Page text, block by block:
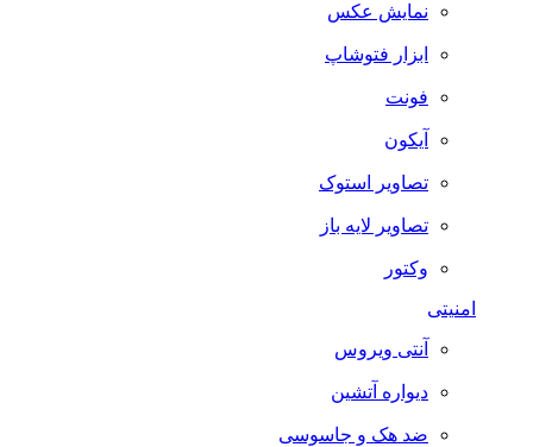
نمایش عکس
ابزار فتوشاپ
فونت
آیکون
تصاویر استوک
تصاویر لایه باز
وکتور
امنیتی
آنتی ویروس
دیواره آتشین
ضد هک و جاسوسی